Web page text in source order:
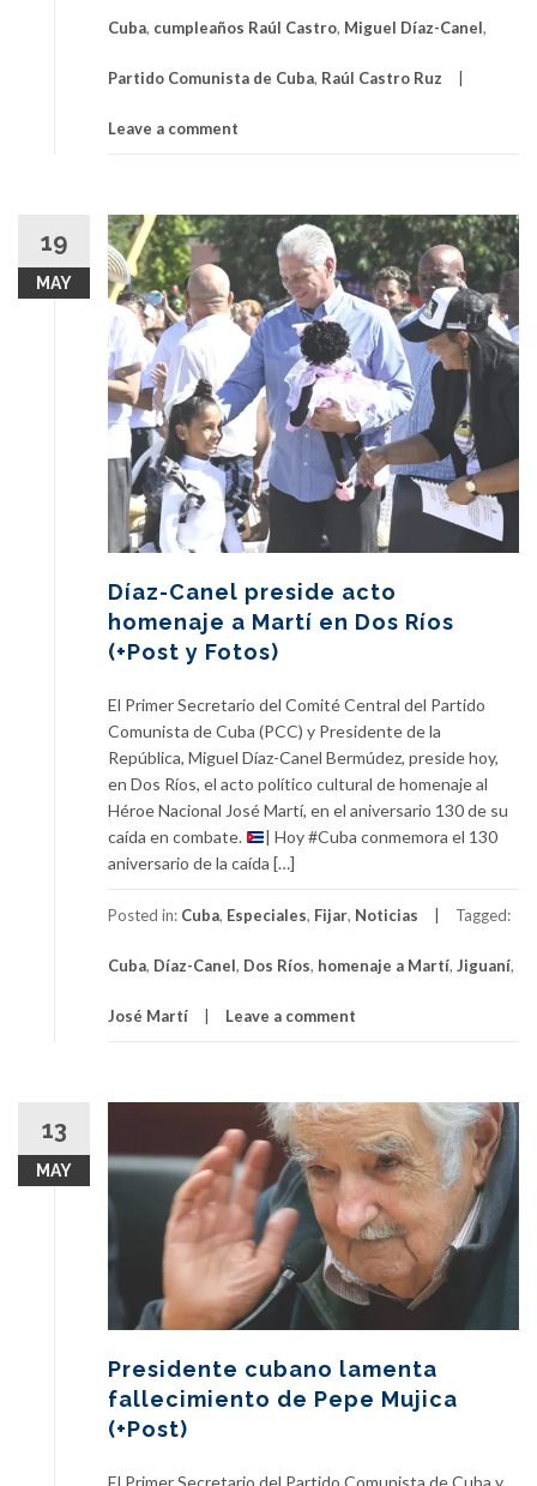
Cuba, cumpleaños Raúl Castro, Miguel Díaz-Canel,
Partido Comunista de Cuba, Raúl Castro Ruz
Leave a comment
19
MAY
Díaz-Canel preside acto
homenaje a Martí en Dos Ríos
(+Post y Fotos)
El Primer Secretario del Comité Central del Partido
Comunista de Cuba (PCC) y Presidente de la
República, Miguel Díaz-Canel Bermúdez, preside hoy,
en Dos Ríos, el acto político cultural de homenaje al
Héroe Nacional José Martí, en el aniversario 130 de su
caída en combate.
| Hoy #Cuba conmemora el 130
aniversario de la caída […]
Posted in: Cuba, Especiales, Fijar, Noticias Tagged:
Cuba, Díaz-Canel, Dos Ríos, homenaje a Martí, Jiguaní,
José Martí Leave a comment
13
MAY
Presidente cubano lamenta
fallecimiento de Pepe Mujica
(+Post)